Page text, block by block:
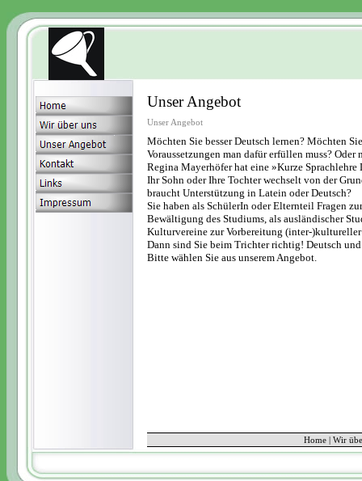
Unser Angebot
Unser Angebot
Möchten Sie besser Deutsch lernen? Möchten
Voraussetzungen man dafür erfüllen muss?
Regina Mayerhöfer hat eine »Kurze Sprachlehre
Ihr Sohn oder Ihre Tochter wechselt von der
braucht Unterstützung in Latein oder Deutsch?
Sie haben als SchülerIn oder Elternteil Fragen
Bewältigung des Studiums, als ausländischer
Kulturvereine zur Vorbereitung (inter-)kultureller
Dann sind Sie beim Trichter richtig! Deutsch
Bitte wählen Sie aus unserem Angebot.
Home | Wir